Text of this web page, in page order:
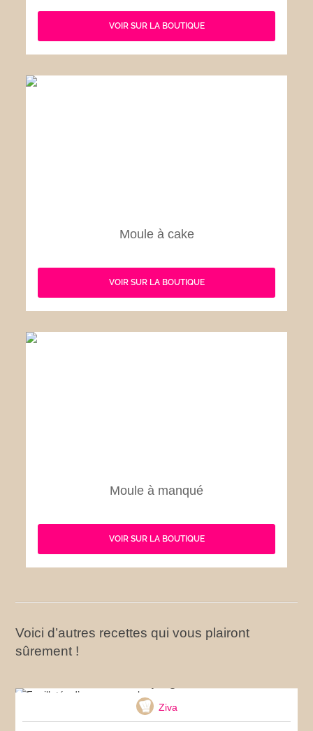
VOIR SUR LA BOUTIQUE
Moule à cake
VOIR SUR LA BOUTIQUE
Moule à manqué
VOIR SUR LA BOUTIQUE
Voici d’autres recettes qui vous plairont
sûrement !
Ziva